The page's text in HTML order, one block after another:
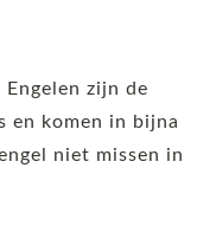
zijn de
en komen in bijna
niet missen in